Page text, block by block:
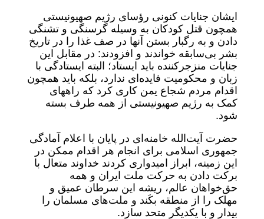
ایشان جنایات کنونی رؤسای رژیم صهیونیستی
همچون قتل کودکان به وسیله گرسنگی و تشنگی
دادن و به رگبار بستن آنها در صف غذا را در تاریخ
بشر بی‌سابقه خواندند و افزودند: در مقابل این
جنایات منزجرکننده باید ایستاد؛ البته ایستادگی با
زبان و محکومیت فایده‌ای ندارد، بلکه باید همچون
اقدام مردم شجاع یمن کاری کرد که راههای
کمک به رژیم صهیونیستی از همه طرف بسته
شود.
حضرت آیت‌الله خامنه‌ای در پایان با اعلام آمادگی
جمهوری اسلامی برای انجام هر اقدام ممکن در
این زمینه، ابراز امیدواری کردند خداوند متعال با
برکت دادن به حرکت ملت ایران و همه
حق‌خواهان عالم، ریشه این سرطان عمیق و
مهلک را از منطقه بکَند و ملت‌های مسلمان را
بیدار و با یکدیگر متحد سازد.